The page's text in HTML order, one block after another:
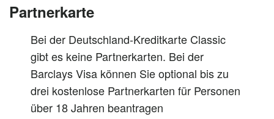
Partnerkarte
Bei der Deutschland-Kreditkarte Classic
gibt es keine Partnerkarten. Bei der
Barclays Visa können Sie optional bis zu
drei kostenlose Partnerkarten für Personen
über 18 Jahren beantragen